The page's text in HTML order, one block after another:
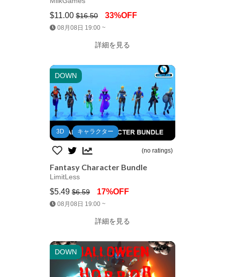
$11.00 $16.50 33%OFF
08月08日 19:00 ~
詳細を見る
DOWN
Jump AssetStore
3D キャラクター
(no ratings)
Fantasy Character Bundle
LimitLess
$5.49 $6.59 17%OFF
08月08日 19:00 ~
詳細を見る
DOWN
Jump AssetStore